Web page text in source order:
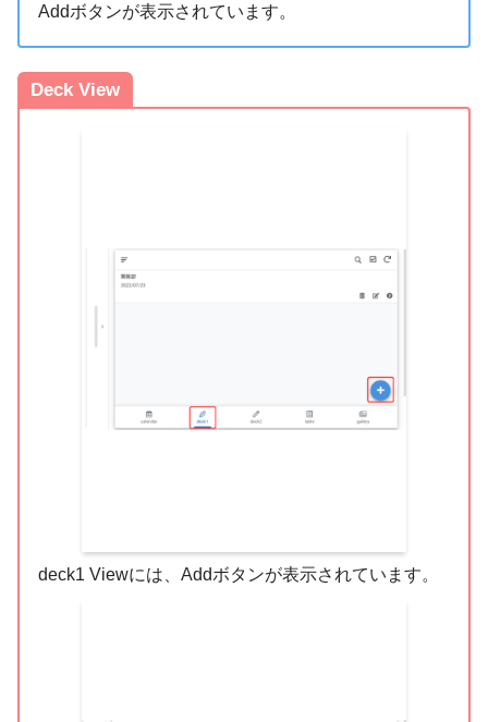
Addボタンが表示されています。
Deck View
deck1 Viewには、Addボタンが表示されています。